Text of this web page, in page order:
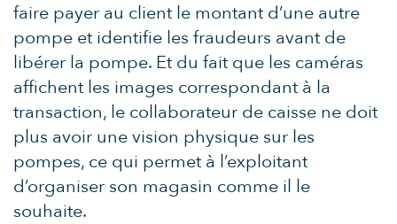
faire payer au client le montant d’une autre
pompe et identifie les fraudeurs avant de
libérer la pompe. Et du fait que les caméras
affichent les images correspondant à la
transaction, le collaborateur de caisse ne doit
plus avoir une vision physique sur les
pompes, ce qui permet à l’exploitant
d’organiser son magasin comme il le
souhaite.